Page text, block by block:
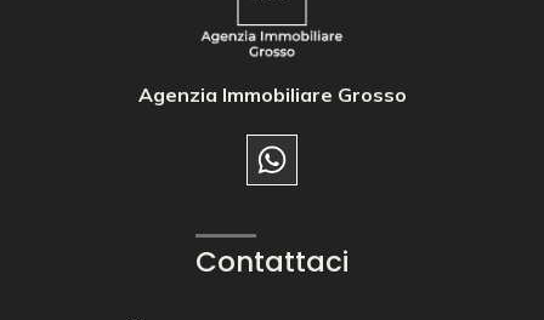
Agenzia Immobiliare Grosso
Contattaci